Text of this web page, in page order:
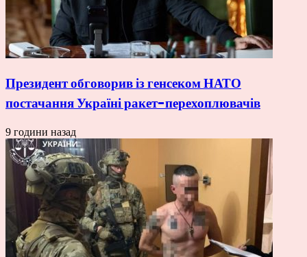
Президент обговорив із генсеком НАТО
постачання Україні ракет-перехоплювачів
9 години назад